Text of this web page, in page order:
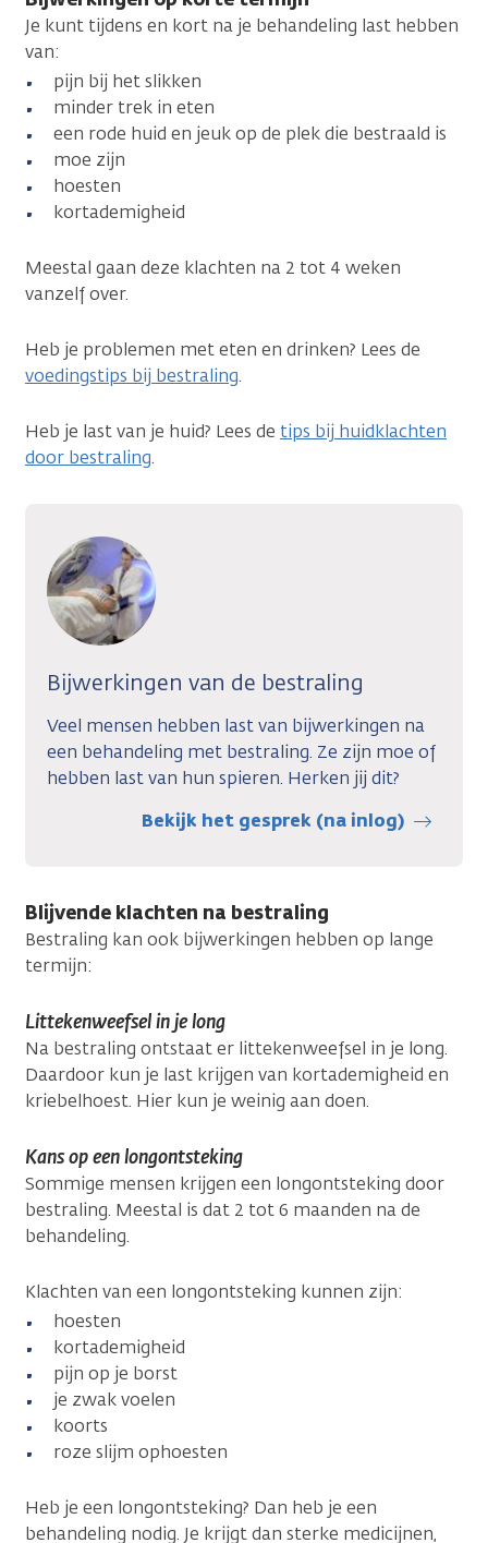
Je kunt tijdens en kort na je behandeling last hebben
van:
pijn bij het slikken
minder trek in eten
een rode huid en jeuk op de plek die bestraald is
moe zijn
hoesten
kortademigheid
Meestal gaan deze klachten na 2 tot 4 weken
vanzelf over.
Heb je problemen met eten en drinken? Lees de
voedingstips bij bestraling.
Heb je last van je huid? Lees de tips bij huidklachten
door bestraling.
Bijwerkingen van de bestraling
Veel mensen hebben last van bijwerkingen na
een behandeling met bestraling. Ze zijn moe of
hebben last van hun spieren. Herken jij dit?
Bekijk het gesprek (na inlog)
Blijvende klachten na bestraling
Bestraling kan ook bijwerkingen hebben op lange
termijn:
Littekenweefsel in je long
Na bestraling ontstaat er littekenweefsel in je long.
Daardoor kun je last krijgen van kortademigheid en
kriebelhoest. Hier kun je weinig aan doen.
Kans op een longontsteking
Sommige mensen krijgen een longontsteking door
bestraling. Meestal is dat 2 tot 6 maanden na de
behandeling.
Klachten van een longontsteking kunnen zijn:
hoesten
kortademigheid
pijn op je borst
je zwak voelen
koorts
roze slijm ophoesten
Heb je een longontsteking? Dan heb je een
behandeling nodig. Je krijgt dan sterke medicijnen,